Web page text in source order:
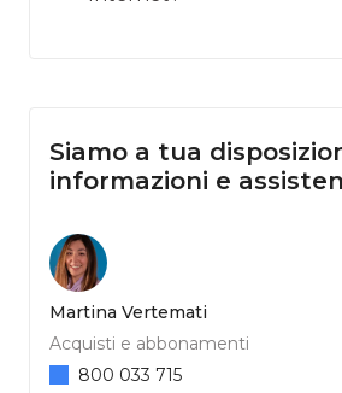
Siamo a tua
informazioni e
Martina Vertemati
Acquisti e abbonamenti
800 033 715